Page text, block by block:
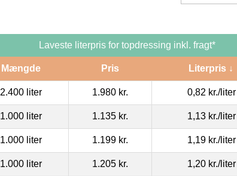
Laveste literpris for topdressing inkl. fragt*
Mængde Pris Literpris ↓
2.400 liter 1.980 kr. 0,82 kr./liter
1.000 liter 1.135 kr. 1,13 kr./liter
1.000 liter 1.199 kr. 1,19 kr./liter
1.000 liter 1.205 kr. 1,20 kr./liter